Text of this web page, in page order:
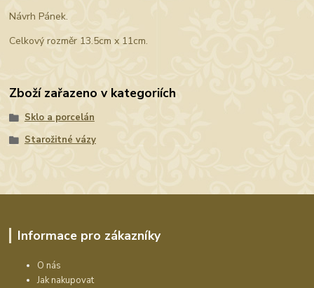
Návrh Pánek.
Celkový rozměr 13.5cm x 11cm.
Zboží zařazeno v kategoriích
Sklo a porcelán
Starožitné vázy
Informace pro zákazníky
O nás
Jak nakupovat